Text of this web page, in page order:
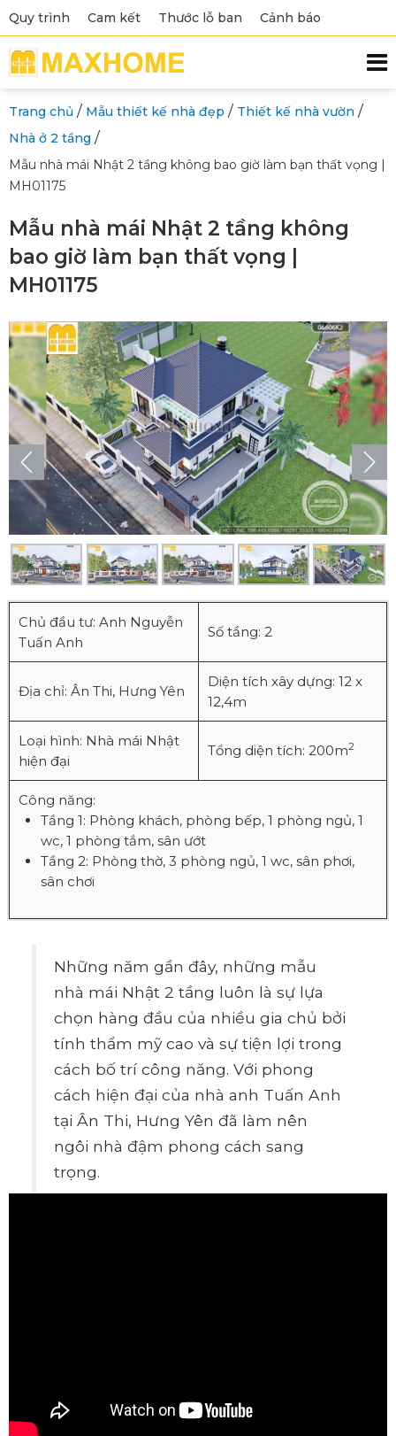
Quy trình Cam kết Thước lỗ ban Cảnh báo
Trang chủ / Mẫu thiết kế nhà đẹp / Thiết kế nhà vườn /
Nhà ở 2 tầng /
Mẫu nhà mái Nhật 2 tầng không bao giờ làm bạn thất vọng |
MH01175
Mẫu nhà mái Nhật 2 tầng không
bao giờ làm bạn thất vọng |
MH01175
Chủ đầu tư: Anh Nguyễn
Tuấn Anh
Số tầng: 2
Địa chỉ: Ân Thi, Hưng Yên
Diện tích xây dựng: 12 x
12,4m
Loại hình: Nhà mái Nhật
hiện đại
Tổng diện tích: 200m2
Công năng:
Tầng 1: Phòng khách, phòng bếp, 1 phòng ngủ, 1
wc, 1 phòng tắm, sân ướt
Tầng 2: Phòng thờ, 3 phòng ngủ, 1 wc, sân phơi,
sân chơi
Những năm gần đây, những mẫu
nhà mái Nhật 2 tầng luôn là sự lựa
chọn hàng đầu của nhiều gia chủ bởi
tính thẩm mỹ cao và sự tiện lợi trong
cách bố trí công năng. Với phong
cách hiện đại của nhà anh Tuấn Anh
tại Ân Thi, Hưng Yên đã làm nên
ngôi nhà đậm phong cách sang
trọng.